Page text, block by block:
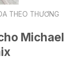
THEO THƯƠNG
Michael